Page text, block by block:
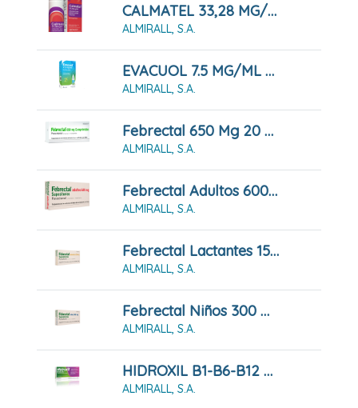
CALMATEL 33,28 MG/ML SOLUCIÓN PARA PULVERIZACIÓN CUTÁNEA, 100 ML
ALMIRALL, S.A.
EVACUOL 7.5 MG/ML GOTAS ORALES EN SOLUCION, 30 ML
ALMIRALL, S.A.
Febrectal 650 Mg 20 Comprimidos
ALMIRALL, S.A.
Febrectal Adultos 600 Mg 6 Supositorios
ALMIRALL, S.A.
Febrectal Lactantes 150 Mg 6 Supositorios
ALMIRALL, S.A.
Febrectal Niños 300 Mg 6 Supositorios
ALMIRALL, S.A.
HIDROXIL B1-B6-B12 COMPRIMIDOS RECUBIERTOS CON PELICULA , 30 Comprimidos
ALMIRALL, S.A.